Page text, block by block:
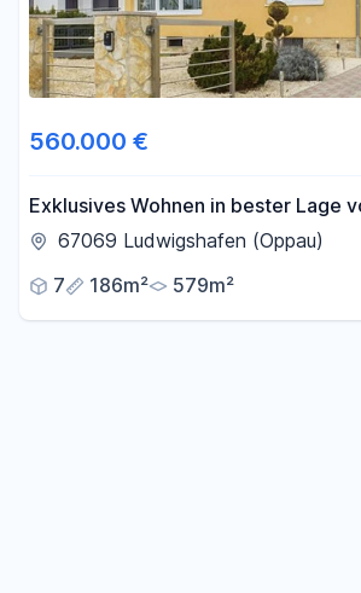
560.000 €
Exklusives Wohnen in bester Lage
67069 Ludwigshafen (Oppau)
7
186m² 579m²